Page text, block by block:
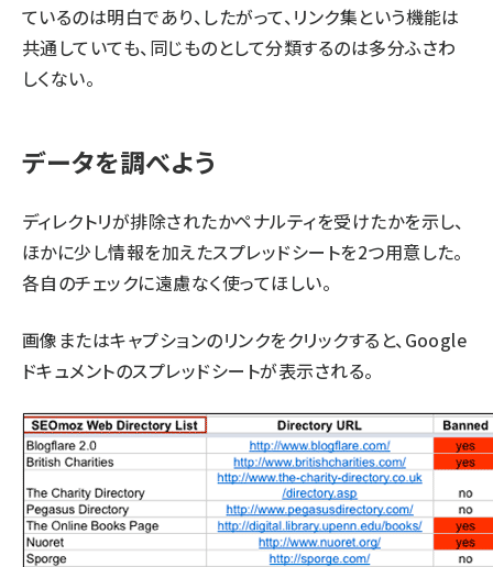
ているのは明白であり、したがって、リンク集という機能は
共通していても、同じものとして分類するのは多分ふさわ
しくない。
データを調べよう
ディレクトリが排除されたかペナルティを受けたかを示し、
ほかに少し情報を加えたスプレッドシートを2つ用意した。
各自のチェックに遠慮なく使ってほしい。
画像またはキャプションのリンクをクリックすると、Google
ドキュメントのスプレッドシートが表示される。